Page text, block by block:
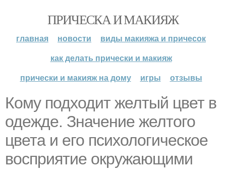
ПРИЧЕСКА И МАКИЯЖ
главная новости
виды макияжа и причесок
как делать прически и макияж
прически и макияж на дому
игры отзывы
Кому подходит желтый цвет в
одежде. Значение желтого
цвета и его психологическое
восприятие окружающими